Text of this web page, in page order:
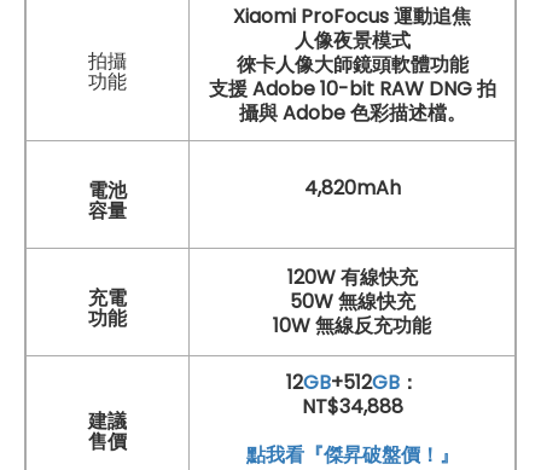
拍攝
功能
Xiaomi ProFocus 運動追焦
人像夜景模式
徠卡人像大師鏡頭軟體功能
支援 Adobe 10-bit RAW DNG 拍
攝與 Adobe 色彩描述檔。
電池
容量
4,820mAh
充電
功能
120W 有線快充
50W 無線快充
10W 無線反充功能
建議
售價
12GB+512GB：
NT$34,888
點我看『傑昇破盤價！』